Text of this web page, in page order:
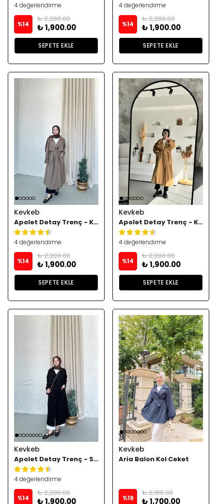
4 değerlendirme
%14
₺ 2,200.00
₺ 1,900.00
SEPETE EKLE
4 değerlendirme
%14
₺ 2,200.00
₺ 1,900.00
SEPETE EKLE
Kevkeb
Apolet Detay Trenç - Kahve
4 değerlendirme
%14
₺ 2,200.00
₺ 1,900.00
SEPETE EKLE
Kevkeb
Apolet Detay Trenç - Kese Kağıdı
4 değerlendirme
%14
₺ 2,200.00
₺ 1,900.00
SEPETE EKLE
Kevkeb
Apolet Detay Trenç - Siyah
4 değerlendirme
%14
₺ 2,200.00
₺ 1,900.00
Kevkeb
Aria Balon Kol Ceket
%19
₺ 2,100.00
₺ 1,700.00